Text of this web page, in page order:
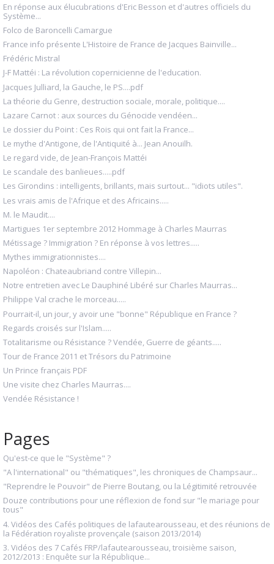
En réponse aux élucubrations d'Eric Besson et d'autres officiels du
Système...
Folco de Baroncelli Camargue
France info présente L'Histoire de France de Jacques Bainville...
Frédéric Mistral
J-F Mattéi : La révolution copernicienne de l'education.
Jacques Julliard, la Gauche, le PS....pdf
La théorie du Genre, destruction sociale, morale, politique....
Lazare Carnot : aux sources du Génocide vendéen...
Le dossier du Point : Ces Rois qui ont fait la France...
Le mythe d'Antigone, de l'Antiquité à... Jean Anouilh.
Le regard vide, de Jean-François Mattéi
Le scandale des banlieues.....pdf
Les Girondins : intelligents, brillants, mais surtout... "idiots utiles".
Les vrais amis de l'Afrique et des Africains.....
M. le Maudit....
Martigues 1er septembre 2012 Hommage à Charles Maurras
Métissage ? Immigration ? En réponse à vos lettres.....
Mythes immigrationnistes....
Napoléon : Chateaubriand contre Villepin...
Notre entretien avec Le Dauphiné Libéré sur Charles Maurras...
Philippe Val crache le morceau.....
Pourrait-il, un jour, y avoir une "bonne" République en France ?
Regards croisés sur l'Islam.....
Totalitarisme ou Résistance ? Vendée, Guerre de géants.....
Tour de France 2011 et Trésors du Patrimoine
Un Prince français PDF
Une visite chez Charles Maurras....
Vendée Résistance !
Pages
Qu'est-ce que le "Système" ?
"A l'international" ou "thématiques", les chroniques de Champsaur...
"Reprendre le Pouvoir" de Pierre Boutang, ou la Légitimité retrouvée
Douze contributions pour une réflexion de fond sur "le mariage pour
tous"
4. Vidéos des Cafés politiques de lafautearousseau, et des réunions de
la Fédération royaliste provençale (saison 2013/2014)
3. Vidéos des 7 Cafés FRP/lafautearousseau, troisième saison,
2012/2013 : Enquête sur la République...